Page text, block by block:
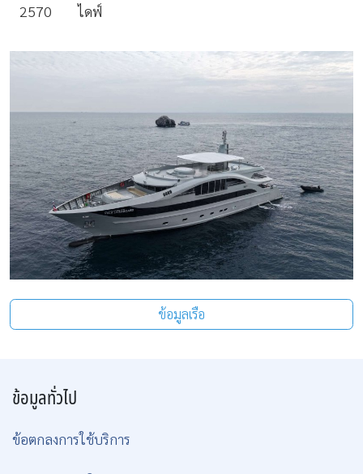
2570
ไดฟ์
ข้อมูลเรือ
ข้อมูลทั่วไป
ข้อตกลงการใช้บริการ